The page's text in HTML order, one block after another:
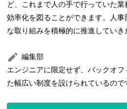
ど、これまで人の手で行っていた業
効率化を図ることができます。人事
な取り組みを積極的に推進していき
編集部
エンジニアに限定せず、バックオ
た幅広い制度を設けられているので